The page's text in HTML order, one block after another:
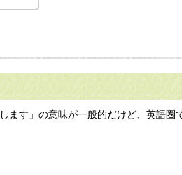
ます」の意味が一般的だけど、英語